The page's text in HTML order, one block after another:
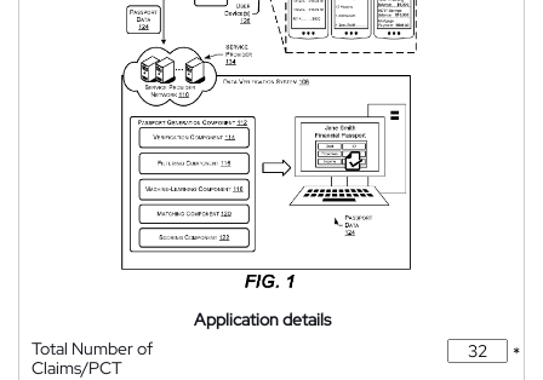
Application details
Total Number of
Claims/PCT
*